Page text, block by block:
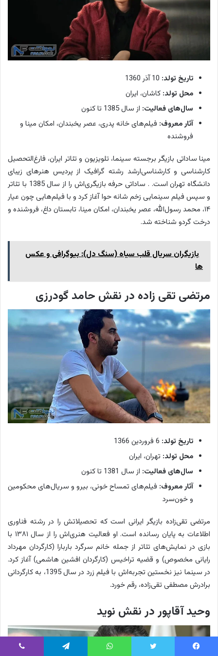
تاریخ تولد:
محل تولد: کاشان، ایران
سال‌های فعالیت: از سال 1385 تا کنون
آثار معروف: فیلم‌های خانه پدری، عصر یخبندان، امکان مینا و
فروشنده
مینا ساداتی بازیگر برجسته سینما، تلویزیون و تئاتر ایران، فارغ‌التحصیل
کارشناسی و کارشناسی‌ارشد رشته گرافیک از پردیس هنرهای زیبای
دانشگاه تهران است. . ساداتی حرفه بازیگری‌اش را از سال 1385 با تئاتر
و سپس فیلم سینمایی زخم شانه حوا آغاز کرد و با فیلم‌هایی چون عیار
۱۴، محمد رسول‌الله، عصر یخبندان، امکان مینا، تابستان داغ، فروشنده و
درخت گردو شناخته شد.
بازیگران سریال قلب سیاه (سنگ دل): بیوگرافی و عکس
ها
مرتضی تقی زاده در نقش حامد گودرزی
تاریخ تولد:
محل تولد: تهران، ایران
سال‌های فعالیت: از سال 1381 تا کنون
آثار معروف: فیلم‌های تمساح خونی، بیرو و سریال‌های محکومین
و خون‌سرد
مرتضی تقی‌زاده بازیگر ایرانی است که تحصیلاتش را در رشته فناوری
اطلاعات به پایان رسانده است. او فعالیت هنری‌اش را از سال ۱۳۸۱ با
بازی در نمایش‌های تئاتر از جمله خانم سرگرد باربارا (کارگردان مهرداد
رایانی مخصوص) و قضیه تراخیس (کارگردان افشین هاشمی) آغاز کرد.
در سینما نیز نخستین تجربه‌اش با فیلم زرد در سال 1395، به کارگردانی
برادرش مصطفی تقی‌زاده، رقم خورد.
وحید آقاپور در نقش نوید